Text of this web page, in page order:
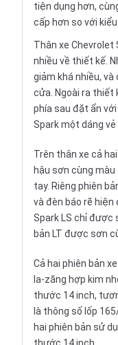
tiện dụng hơn,
cấp hơn so với
Thân xe Chevrolet
nhiều về thiết kế.
giảm khá nhiều, và
cửa. Ngoài ra thiết
phía sau đặt ẩn
Spark một dáng
Trên thân xe cả
hậu sơn cùng
tay. Riêng phiên
và đèn báo rẽ hiện
Spark LS chỉ được
bản LT được sơn
Cả hai phiên bản
la-zăng hợp kim
thước 14 inch,
là thông số lốp
hai phiên bản sử